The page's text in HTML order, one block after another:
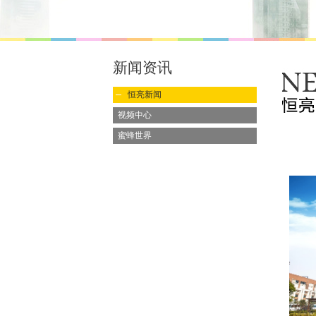
新闻资讯
恒亮新闻
视频中心
蜜蜂世界